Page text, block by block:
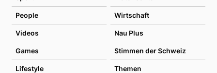
People Wirtschaft
Videos Nau Plus
Games Stimmen der Schweiz
Lifestyle Themen